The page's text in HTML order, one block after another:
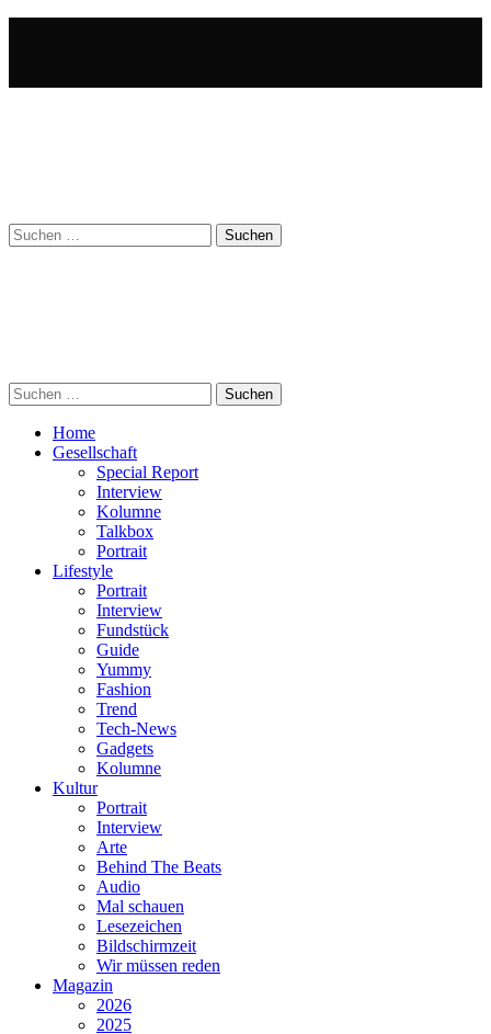
Suchen
nach:
Suchen
nach:
Home
Gesellschaft
Special Report
Interview
Kolumne
Talkbox
Portrait
Lifestyle
Portrait
Interview
Fundstück
Guide
Yummy
Fashion
Trend
Tech-News
Gadgets
Kolumne
Kultur
Portrait
Interview
Arte
Behind The Beats
Audio
Mal schauen
Lesezeichen
Bildschirmzeit
Wir müssen reden
Magazin
2026
2025